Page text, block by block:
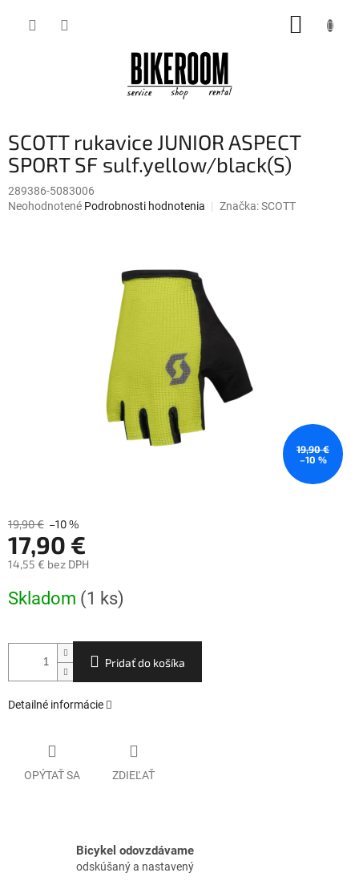
SCOTT rukavice JUNIOR ASPECT
SPORT SF sulf.yellow/black(S)
289386-5083006
Priemerné
Neohodnotené Podrobnosti hodnotenia Značka:SCOTT
19,90 €
–10 %
19,90 € –10 %
17,90 €
14,55 € bez DPH
cena:
Skladom (1 ks)
Pridať do košíka
Detailné informácie
OPÝTAŤ SA ZDIEĽAŤ
Bicykel odovzdávame
odskúšaný a nastavený